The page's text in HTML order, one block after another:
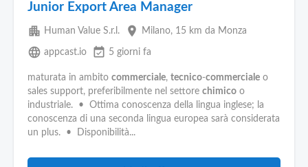
Junior Export Area Manager
apartment Human Value S.r.l. place Milano, 15 km da Monza
language appcast.io event_available 5 giorni fa
maturata in ambito commerciale, tecnico-commerciale o
sales support, preferibilmente nel settore chimico o
industriale. • Ottima conoscenza della lingua inglese; la
conoscenza di una seconda lingua europea sarà considerata
un plus. • Disponibilità...